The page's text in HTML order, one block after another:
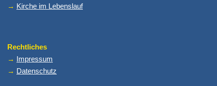
→ Kirche im Lebenslauf
Rechtliches
→
Impressum
→ Datenschutz